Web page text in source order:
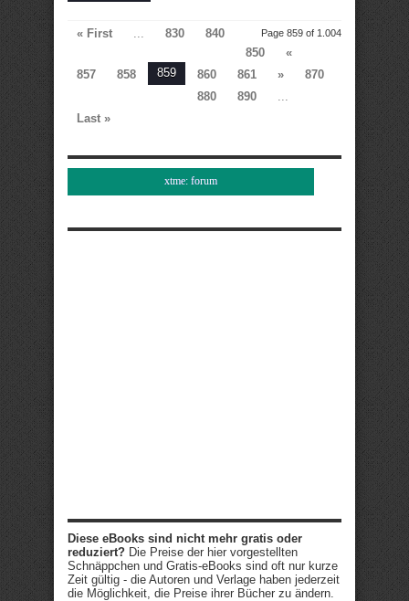
Page 859 of 1.004
« First ... 830
840
850
«
857
858 859 860 861 »
870
880
890
...
Last »
xtme: forum
Diese eBooks sind nicht mehr gratis oder
reduziert? Die Preise der hier vorgestellten
Schnäppchen und Gratis-eBooks sind oft nur kurze
Zeit gültig - die Autoren und Verlage haben jederzeit
die Möglichkeit, die Preise ihrer Bücher zu ändern.